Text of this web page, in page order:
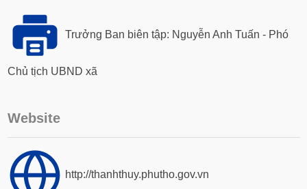
Trưởng Ban biên tập: Nguyễn Anh Tuấn - Phó
Chủ tịch UBND xã
Website
http://thanhthuy.phutho.gov.vn